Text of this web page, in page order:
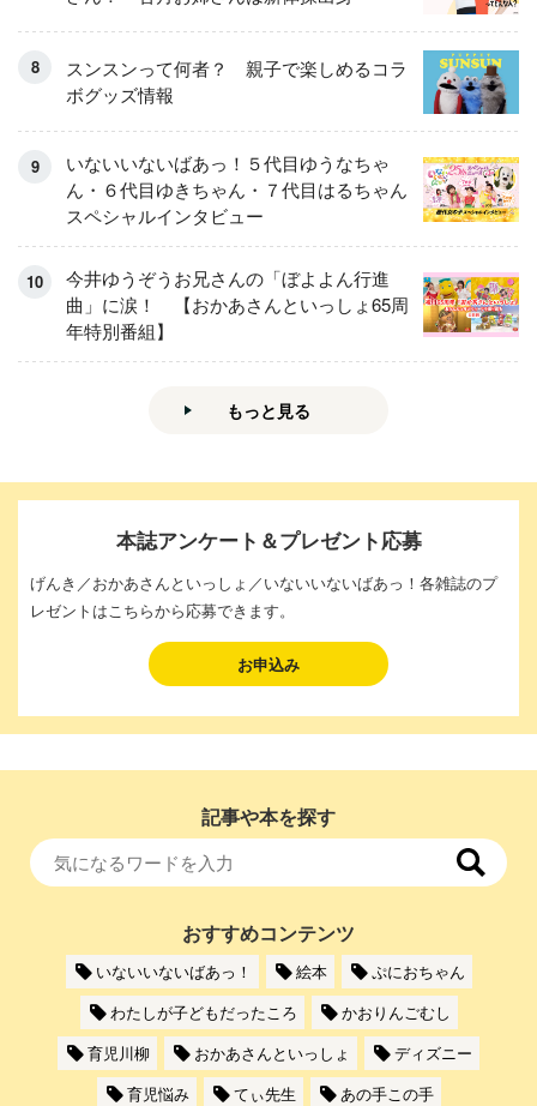
スンスンって何者？ 親子で楽しめるコラ
ボグッズ情報
いないいないばあっ！５代目ゆうなちゃ
ん・６代目ゆきちゃん・７代目はるちゃん
スペシャルインタビュー
今井ゆうぞうお兄さんの「ぼよよん行進
曲」に涙！ 【おかあさんといっしょ65周
年特別番組】
もっと見る
本誌アンケート＆プレゼント応募
げんき／おかあさんといっしょ／いないいないばあっ！各雑誌のプ
レゼントはこちらから応募できます。
お申込み
記事や本を探す
おすすめコンテンツ
いないいないばあっ！ 絵本
ぷにおちゃん
わたしが子どもだったころ
かおりんごむし
育児川柳
おかあさんといっしょ
ディズニー
育児悩み
てぃ先生 あの手この手